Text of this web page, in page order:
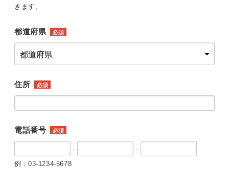
きます。
都道府県 必須
住所 必須
電話番号 必須
-
-
例：03-1234-5678